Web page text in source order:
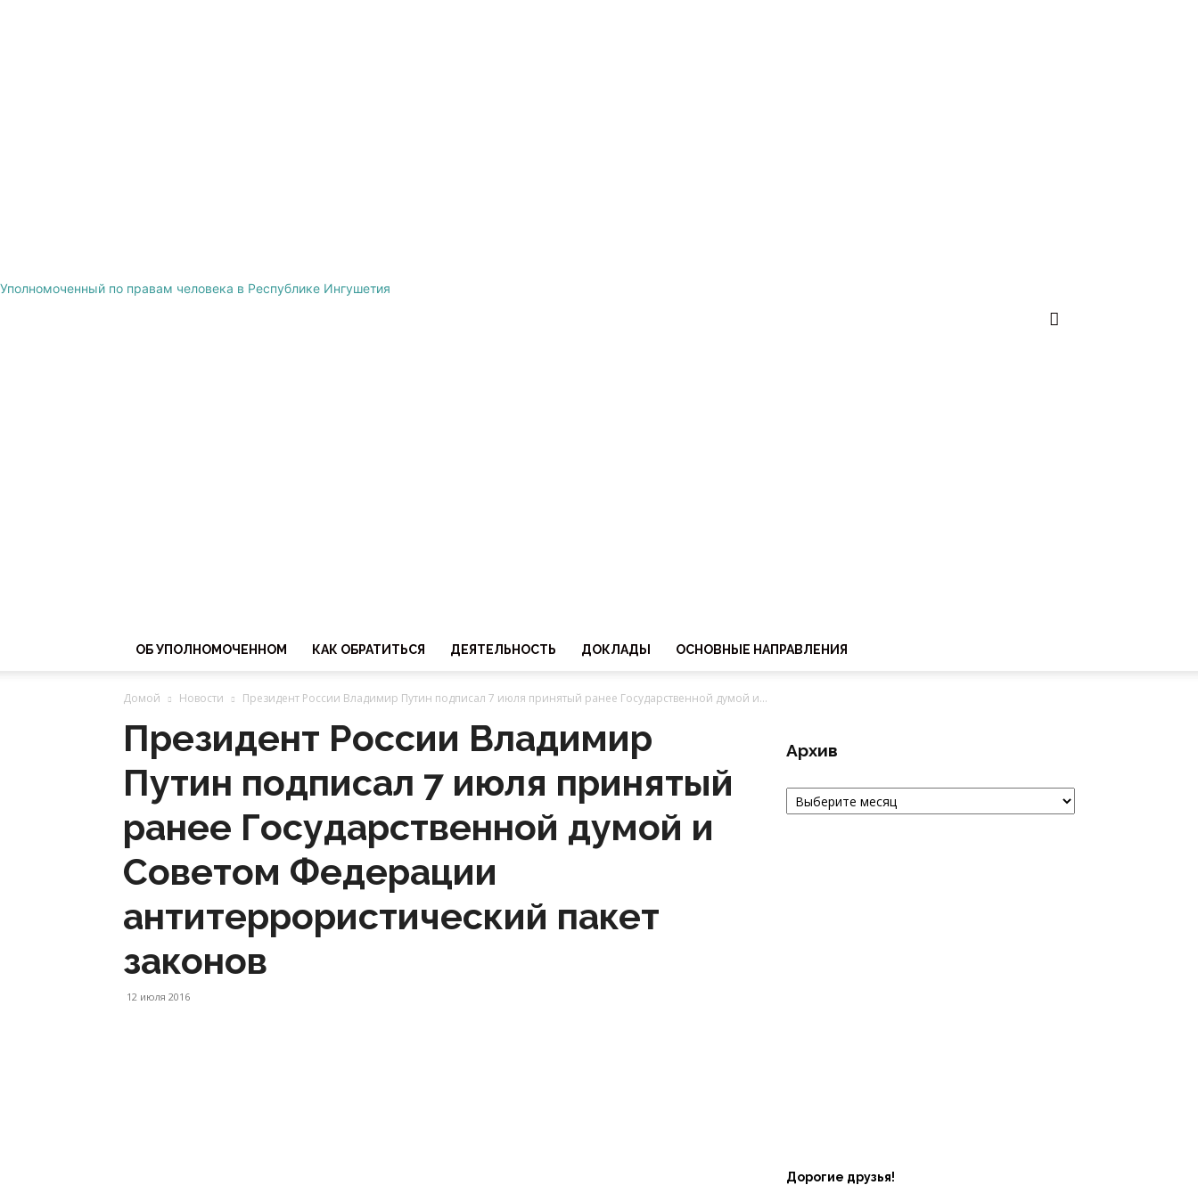
Уполномоченный по правам человека в Республике Ингушетия
ОБ УПОЛНОМОЧЕННОМ КАК ОБРАТИТЬСЯ ДЕЯТЕЛЬНОСТЬ ДОКЛАДЫ ОСНОВНЫЕ НАПРАВЛЕНИЯ
Домой Новости Президент России Владимир Путин подписал 7 июля принятый ранее Государственной думой и...
Президент России Владимир
Путин подписал 7 июля принятый
ранее Государственной думой и
Советом Федерации
антитеррористический пакет
законов
12 июля 2016
Архив
Архив
Дорогие друзья!